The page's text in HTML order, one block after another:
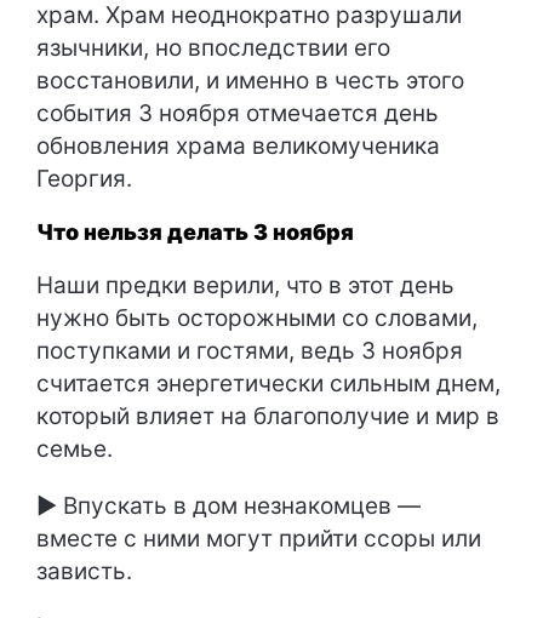
храм. Храм неоднократно разрушали
язычники, но впоследствии его
восстановили, и именно в честь этого
события 3 ноября отмечается день
обновления храма великомученика
Георгия.
Что нельзя делать 3 ноября
Наши предки верили, что в этот день
нужно быть осторожными со словами,
поступками и гостями, ведь 3 ноября
считается энергетически сильным днем,
который влияет на благополучие и мир в
семье.
► Впускать в дом незнакомцев —
вместе с ними могут прийти ссоры или
зависть.